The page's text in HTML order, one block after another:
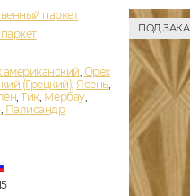
паркет
американский, Орех
(Грецкий), Ясень,
, Тик, Мербау,
, Палисандр
ПОД